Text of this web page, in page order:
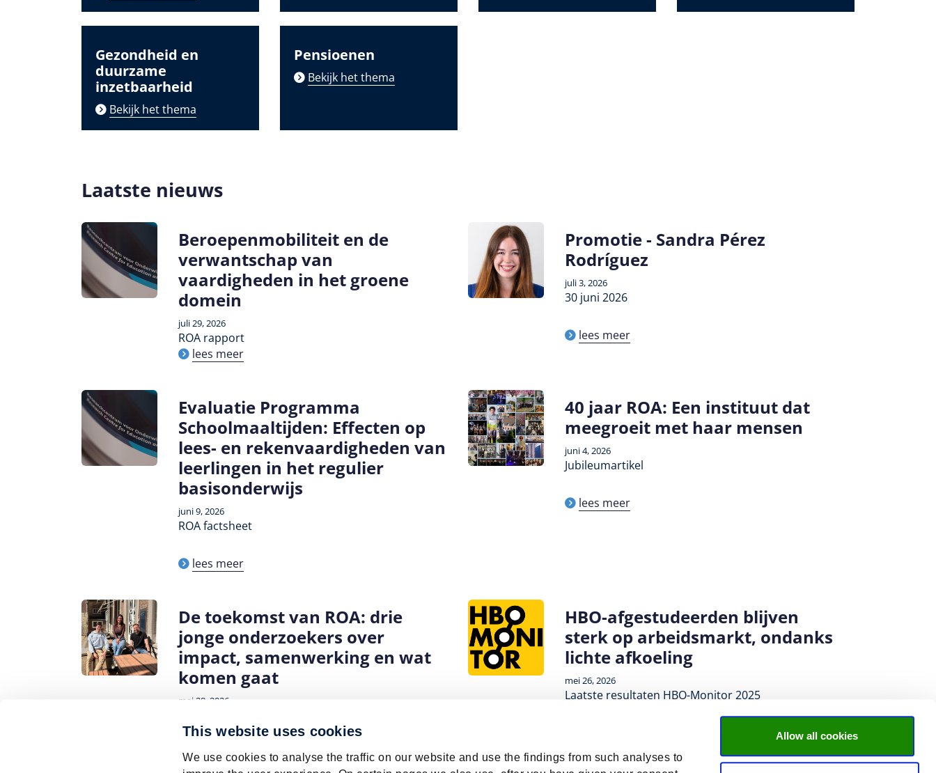
This website uses cookies
We use cookies to analyse the traffic on our website and use the findings from such analyses to
Allow all cookies
Gezondheid en
duurzame
inzetbaarheid
Bekijk het thema
Pensioenen
Bekijk het thema
Laatste nieuws
Beroepenmobiliteit en de
verwantschap van
vaardigheden in het groene
domein
juli 29, 2026
ROA rapport
lees meer
Promotie - Sandra Pérez
Rodríguez
juli 3, 2026
30 juni 2026
lees meer
Evaluatie Programma
Schoolmaaltijden: Effecten op
lees- en rekenvaardigheden van
leerlingen in het regulier
basisonderwijs
juni 9, 2026
ROA factsheet
lees meer
40 jaar ROA: Een instituut dat
meegroeit met haar mensen
juni 4, 2026
Jubileumartikel
lees meer
De toekomst van ROA: drie
jonge onderzoekers over
impact, samenwerking en wat
komen gaat
mei 28, 2026
lees meer
HBO-afgestudeerden blijven
sterk op arbeidsmarkt, ondanks
lichte afkoeling
mei 26, 2026
Laatste resultaten HBO-Monitor 2025